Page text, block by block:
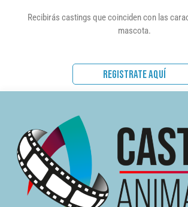
Recibirás castings que coinciden con las
mascota.
REGISTRATE AQUÍ